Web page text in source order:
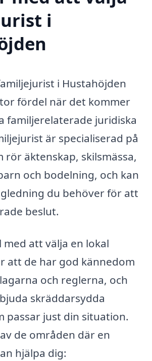
i
i Hustahöjden
fördel när det kommer
familjerelaterade juridiska
är specialiserad på
rör äktenskap, skilsmässa,
och bodelning, och kan
du behöver för att
beslut.
med att välja en lokal
att de har god kännedom
och reglerna, och
skräddarsydda
passar just din situation.
de områden där en
hjälpa dig: